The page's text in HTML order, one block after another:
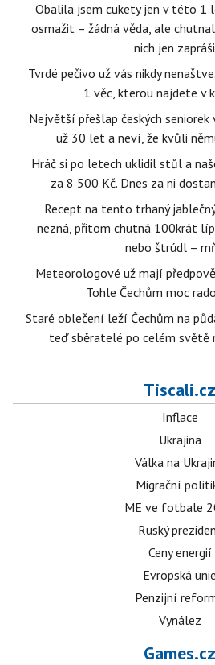
Obalila jsem cukety jen v této 1
osmažit – žádná věda, ale
nich jen
Tvrdé pečivo už vás nikdy
1 věc, kterou najdete v
Největší přešlap českých seniorek
už 30 let a neví, že kvůli
Hráč si po letech uklidil stůl a
za 8 500 Kč. Dnes za ni
Recept na tento trhaný
nezná, přitom chutná 100krát líp
nebo štrúdl –
Meteorologové už mají
Tohle Čechům moc
Staré oblečení leží Čechům na
teď sběratelé po celém světě
Tiscali.cz
Inflace
Ukrajina
Válka na
Migrační
ME ve fotbale
Ruský
Ceny energií
Evropská unie
Penzijní
Vynález
Games.cz